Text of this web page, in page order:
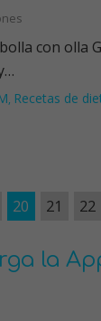
con olla
, Recetas de
20 21 22
la